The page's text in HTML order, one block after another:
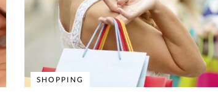
SHOPPING